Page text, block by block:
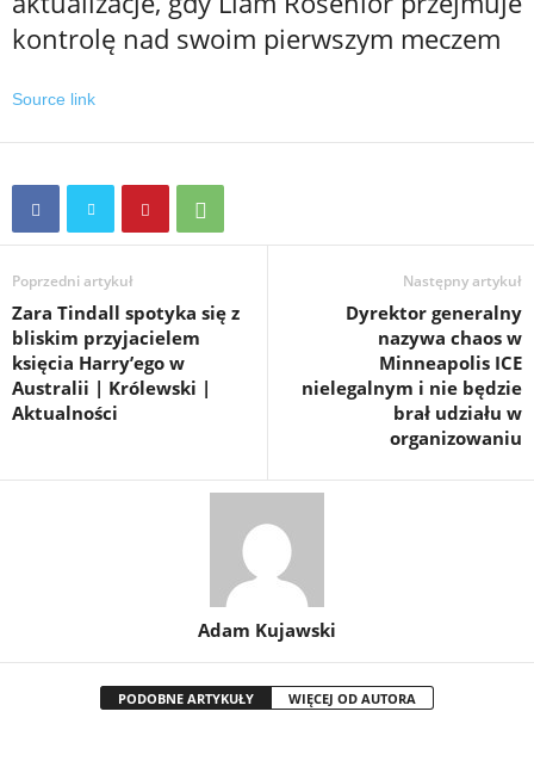
kontrolę nad swoim pierwszym meczem
Source link
Poprzedni artykuł
Zara Tindall spotyka się z
bliskim przyjacielem
księcia Harry’ego w
Australii | Królewski |
Aktualności
Następny artykuł
Dyrektor generalny
nazywa chaos w
Minneapolis ICE
nielegalnym i nie będzie
brał udziału w
organizowaniu
Adam Kujawski
PODOBNE ARTYKUŁY WIĘCEJ OD AUTORA